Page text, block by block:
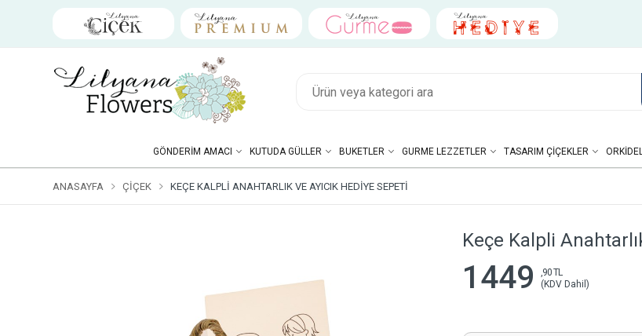
GÖNDERIM AMACI KUTUDA GÜLLER BUKETLER GURME LEZZETLER TASARIM ÇIÇEKLER
ANASAYFA ÇIÇEK KEÇE KALPLI ANAHTARLIK VE AYICIK HEDIYE SEPETI
Keçe Kalpli
1449
,90 TL
(KDV Dahil)